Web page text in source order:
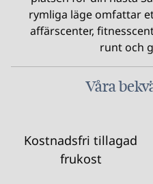
rymliga läge omfattar
affärscenter,
runt och
Våra
Kostnadsfri tillagad
frukost